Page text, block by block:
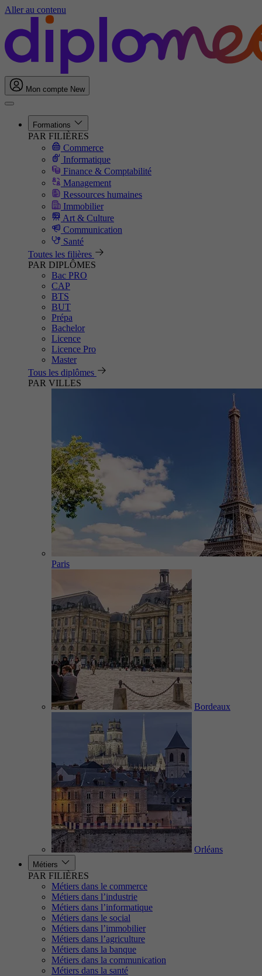
Aller au contenu
Mon compte New
Formations
PAR FILIÈRES
Commerce
Informatique
Finance & Comptabilité
Management
Ressources humaines
Immobilier
Art & Culture
Communication
Santé
Toutes les filières
PAR DIPLÔMES
Bac PRO
CAP
BTS
BUT
Prépa
Bachelor
Licence
Licence Pro
Master
Tous les diplômes
PAR VILLES
Paris
Bordeaux
Orléans
Métiers
PAR FILIÈRES
Métiers dans le commerce
Métiers dans l’industrie
Métiers dans l’informatique
Métiers dans le social
Métiers dans l’immobilier
Métiers dans l’agriculture
Métiers dans la banque
Métiers dans la communication
Métiers dans la santé